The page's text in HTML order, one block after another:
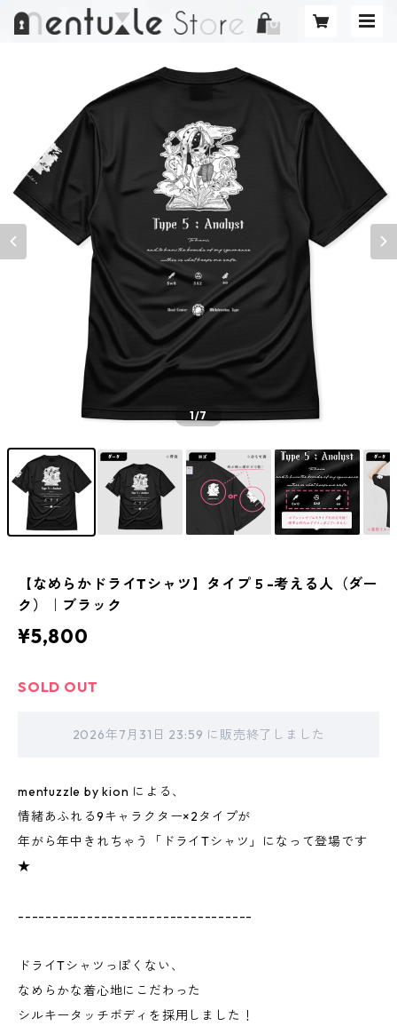
1/7
【なめらかドライTシャツ】タイプ５-考える人（ダー
ク）｜ブラック
¥5,800
SOLD OUT
2026年7月31日 23:59 に販売終了しました
mentuzzle by kion による、
情緒あふれる9キャラクター×2タイプが
年がら年中きれちゃう「ドライTシャツ」になって登場です
★
----------------------------------
ドライTシャツっぽくない、
なめらかな着心地にこだわった
シルキータッチボディを採用しました！